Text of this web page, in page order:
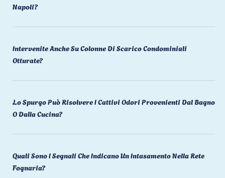
Napoli?
Intervenite Anche Su Colonne Di Scarico Condominiali
Otturate?
Lo Spurgo Può Risolvere I Cattivi Odori Provenienti Dal Bagno
O Dalla Cucina?
Quali Sono I Segnali Che Indicano Un Intasamento Nella Rete
Fognaria?